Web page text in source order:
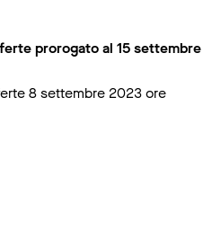
prorogato al 15 settembre
8 settembre 2023 ore